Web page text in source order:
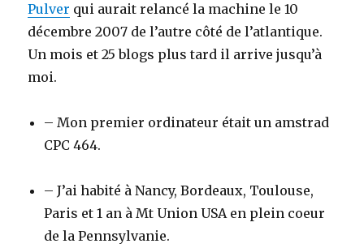
Pulver qui aurait relancé la machine le 10
décembre 2007 de l’autre côté de l’atlantique.
Un mois et 25 blogs plus tard il arrive jusqu’à
moi.
– Mon premier ordinateur était un amstrad
CPC 464.
– J’ai habité à Nancy, Bordeaux, Toulouse,
Paris et 1 an à Mt Union USA en plein coeur
de la Pennsylvanie.